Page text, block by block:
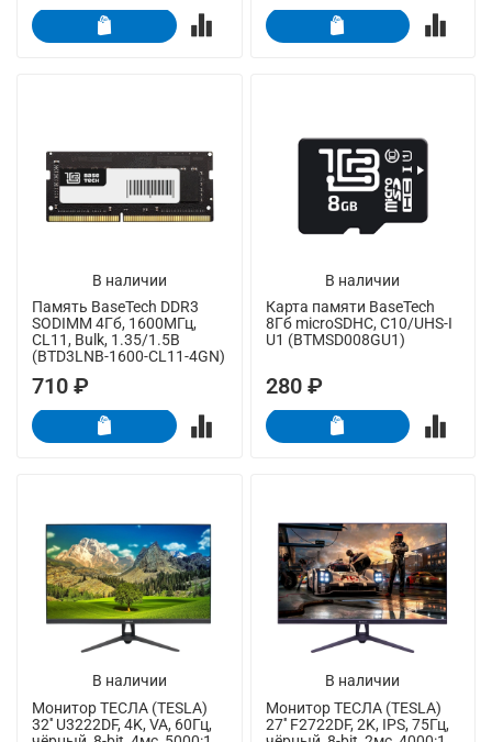
В наличии
Память BaseTech DDR3
SODIMM 4Гб, 1600МГц,
CL11, Bulk, 1.35/1.5В
(BTD3LNB-1600-CL11-4GN)
710 ₽
В наличии
Карта памяти BaseTech
8Гб microSDHC, C10/UHS-I
U1 (BTMSD008GU1)
280 ₽
В наличии
Монитор ТЕСЛА (TESLA)
32'' U3222DF, 4K, VA, 60Гц,
В наличии
Монитор ТЕСЛА (TESLA)
27'' F2722DF, 2K, IPS, 75Гц,